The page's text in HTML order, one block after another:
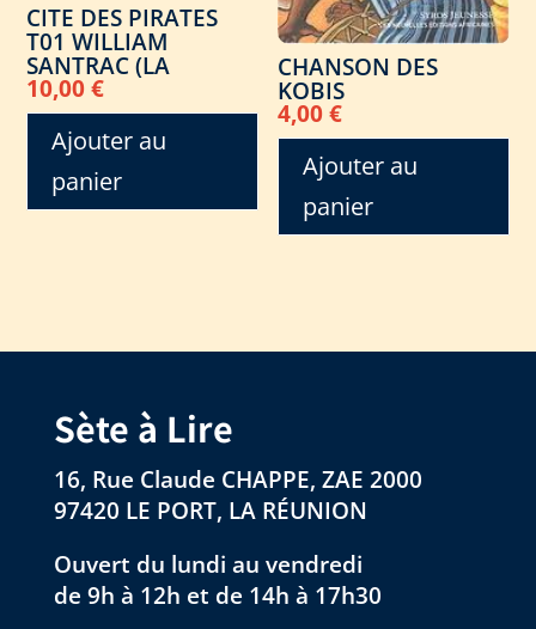
CITE DES PIRATES
T01 WILLIAM
SANTRAC (LA
10,00€
Ajouter au
panier
CHANSON DES
KOBIS
4,00€
Ajouter au
panier
Sète à Lire
16, Rue Claude CHAPPE, ZAE 2000
97420 LE PORT, LA RÉUNION
Ouvert du lundi au vendredi
de 9h à 12h et de 14h à 17h30